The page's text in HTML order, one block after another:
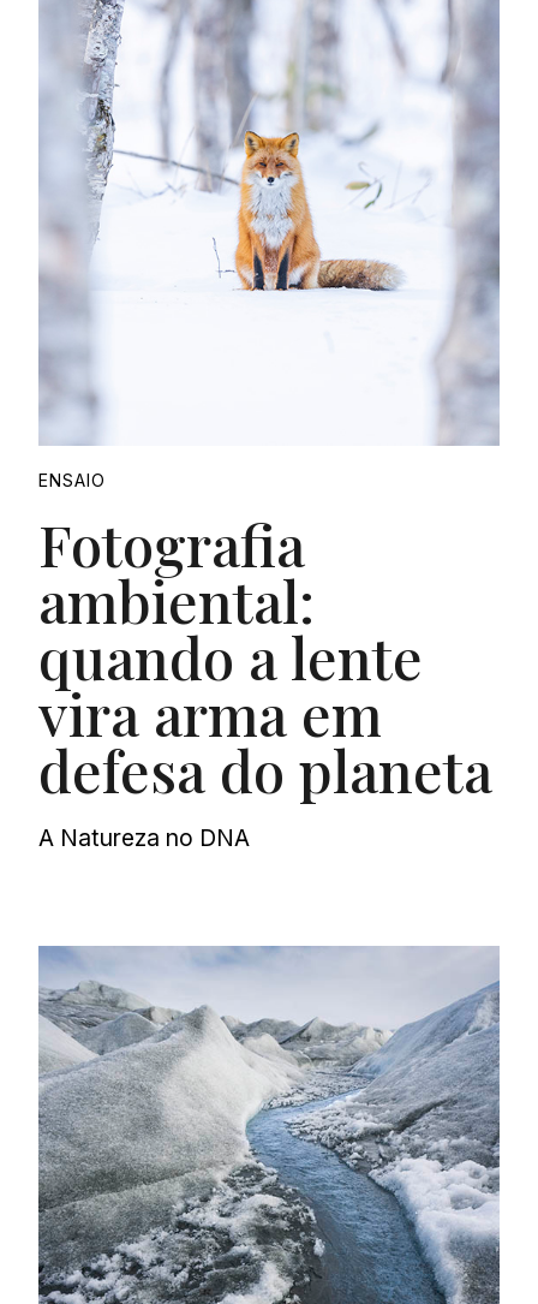
ENSAIO
Fotografia
ambiental:
quando a lente
vira arma em
defesa do planeta
A Natureza no DNA